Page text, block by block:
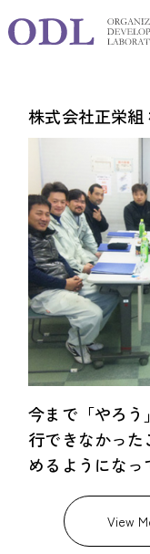
Activity
株式会社正栄組
今まで「やろう
行できなかっ
めるようになっ
View